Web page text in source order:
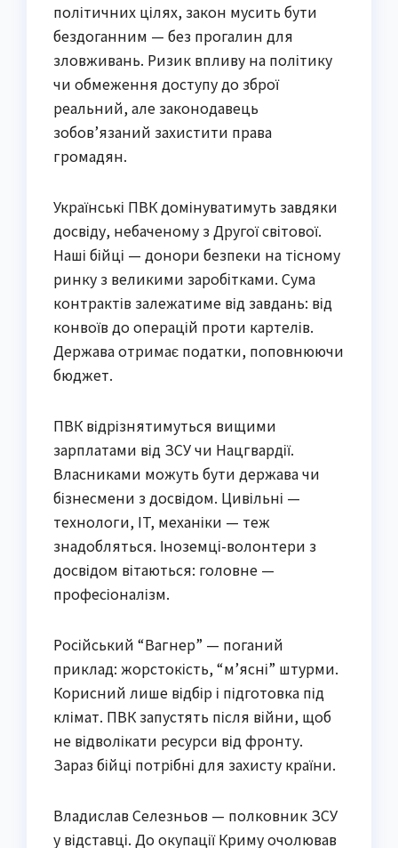
політичних цілях, закон мусить бути
бездоганним — без прогалин для
зловживань. Ризик впливу на політику
чи обмеження доступу до зброї
реальний, але законодавець
зобов’язаний захистити права
громадян.
Українські ПВК домінуватимуть завдяки
досвіду, небаченому з Другої світової.
Наші бійці — донори безпеки на тісному
ринку з великими заробітками. Сума
контрактів залежатиме від завдань: від
конвоїв до операцій проти картелів.
Держава отримає податки, поповнюючи
бюджет.
ПВК відрізнятимуться вищими
зарплатами від ЗСУ чи Нацгвардії.
Власниками можуть бути держава чи
бізнесмени з досвідом. Цивільні —
технологи, IT, механіки — теж
знадобляться. Іноземці-волонтери з
досвідом вітаються: головне —
професіоналізм.
Російський “Вагнер” — поганий
приклад: жорстокість, “м’ясні” штурми.
Корисний лише відбір і підготовка під
клімат. ПВК запустять після війни, щоб
не відволікати ресурси від фронту.
Зараз бійці потрібні для захисту країни.
Владислав Селезньов — полковник ЗСУ
у відставці. До окупації Криму очолював